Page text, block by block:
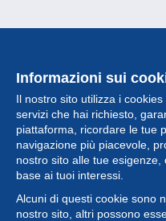
Informazioni sui
Il nostro sito utilizza i
servizi che hai richiesto,
piattaforma, ricordare le tue
navigazione più piacevole,
nostro sito alle tue
base ai tuoi interessi.
Alcuni di questi cookie sono
nostro sito, altri possono
Collezione
Novità